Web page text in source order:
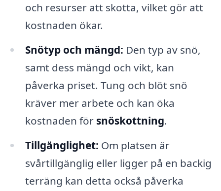
och resurser att skotta, vilket gör att
kostnaden ökar.
Snötyp och mängd: Den typ av snö,
samt dess mängd och vikt, kan
påverka priset. Tung och blöt snö
kräver mer arbete och kan öka
kostnaden för snöskottning.
Tillgänglighet: Om platsen är
svårtillgänglig eller ligger på en backig
terräng kan detta också påverka